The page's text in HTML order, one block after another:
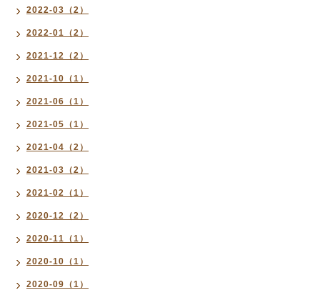
2022-03（2）
2022-01（2）
2021-12（2）
2021-10（1）
2021-06（1）
2021-05（1）
2021-04（2）
2021-03（2）
2021-02（1）
2020-12（2）
2020-11（1）
2020-10（1）
2020-09（1）